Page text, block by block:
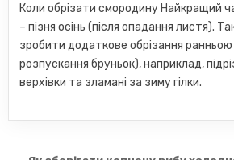
Коли обрізати смородину Найкращий
– пізня осінь (після опадання листя).
зробити додаткове обрізання
розпускання бруньок), наприклад,
верхівки та зламані за зиму гілки.